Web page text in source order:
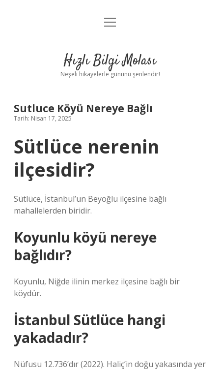
Anasayfa
Yasal Uyarı
menüyü
Hızlı Bilgi Molası
Neşeli hikayelerle gününü şenlendir!
Sutluce Köyü Nereye Bağlı
Tarih: Nisan 17, 2025
Sütlüce nerenin
ilçesidir?
Sütlüce, İstanbul’un Beyoğlu ilçesine bağlı
mahallelerden biridir.
Koyunlu köyü nereye
bağlıdır?
Koyunlu, Niğde ilinin merkez ilçesine bağlı bir
köydür.
İstanbul Sütlüce hangi
yakadadır?
Nüfusu 12.736’dır (2022). Haliç’in doğu yakasında yer